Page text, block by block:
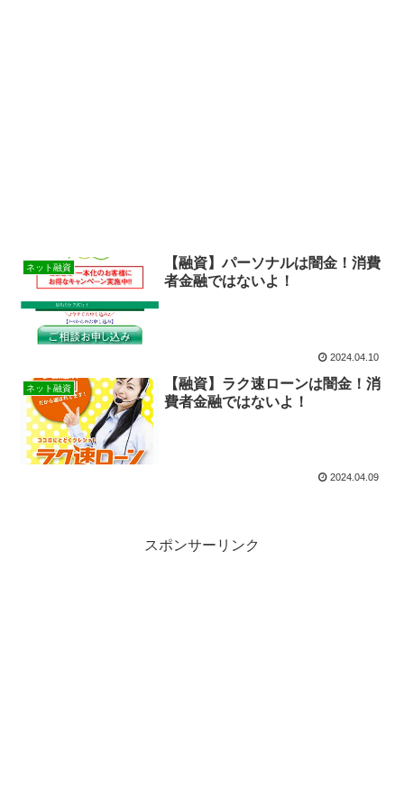
ネット融資
【融資】パーソナルは闇金！消費
者金融ではないよ！
2024.04.10
ネット融資
【融資】ラク速ローンは闇金！消
費者金融ではないよ！
2024.04.09
スポンサーリンク